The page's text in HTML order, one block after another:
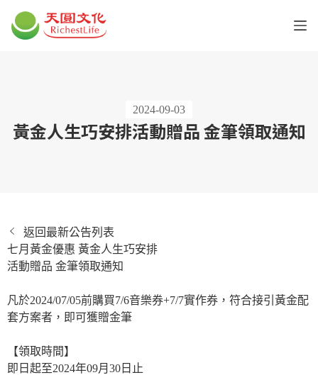
2024-09-03
黃金人生巧安排活動贈品 金筆領取通知
返回最新公告列表
七月黃金優惠 黃金人生巧安排
活動贈品 金筆領取通知
凡於2024/07/05前購買7/6音樂券+7/7實作券，符合接引黃金配
套方案者，即可獲贈金筆
【領取時間】
即日起至2024年09月30日止